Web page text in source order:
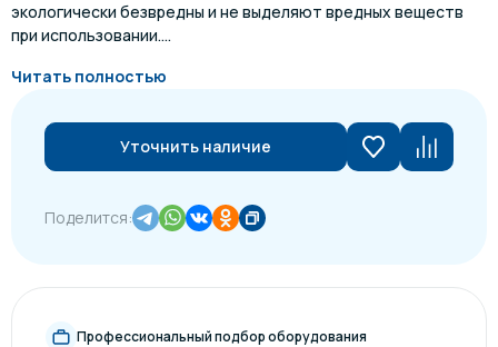
экологически безвредны и не выделяют вредных веществ
при использовании....
Читать полностью
Уточнить наличие
Поделится:
Профессиональный подбор оборудования